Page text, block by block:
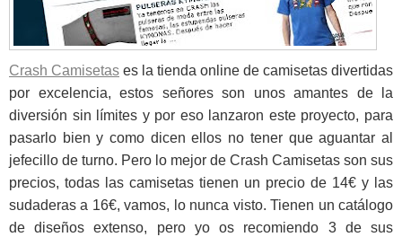
Crash Camisetas es la tienda online de camisetas divertidas
por excelencia, estos señores son unos amantes de la
diversión sin límites y por eso lanzaron este proyecto, para
pasarlo bien y como dicen ellos no tener que aguantar al
jefecillo de turno. Pero lo mejor de Crash Camisetas son sus
precios, todas las camisetas tienen un precio de 14€ y las
sudaderas a 16€, vamos, lo nunca visto. Tienen un catálogo
de diseños extenso, pero yo os recomiendo 3 de sus